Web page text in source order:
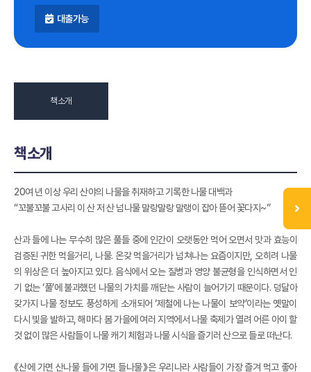
대출가능
책소개
책소개
20여 년 이상 우리 산야의 나물을 취재하고 기록한 나물 대백과
“꼬불꼬불 고사리 이 산 저 산 넘나물 말랑말랑 말랭이 잡아 뜯어 꽃다지~”
산과 들에 나는 무수히 많은 풀들 중에 인간이 오랫동안 먹어 오면서 맛과 효능이
검증된 귀한 먹을거리, 나물. 온갖 먹을거리가 넘쳐나는 요즘이지만, 오히려 나물
의 위상은 더 높아지고 있다. 음식에서 오는 질병과 영양 불균형을 인식하면서 인
기 없는 ‘풀’에 불과했던 나물의 가치를 깨닫는 사람이 늘어가기 때문이다. 덩달아
갖가지 나물 정보도 풍성하게 소개되어 ‘제철에 나는 나물이 보약’이라는 옛말이
다시 빛을 발하고, 해마다 봄 가을에 여러 지역에서 나물 축제가 열려 어른 아이 할
것 없이 많은 사람들이 나물 캐기 체험과 나물 시식을 즐기러 산으로 들로 떠난다.
《산에 가면 산나물 들에 가면 들나물》은 우리나라 사람들이 가장 즐겨 먹고 좋아